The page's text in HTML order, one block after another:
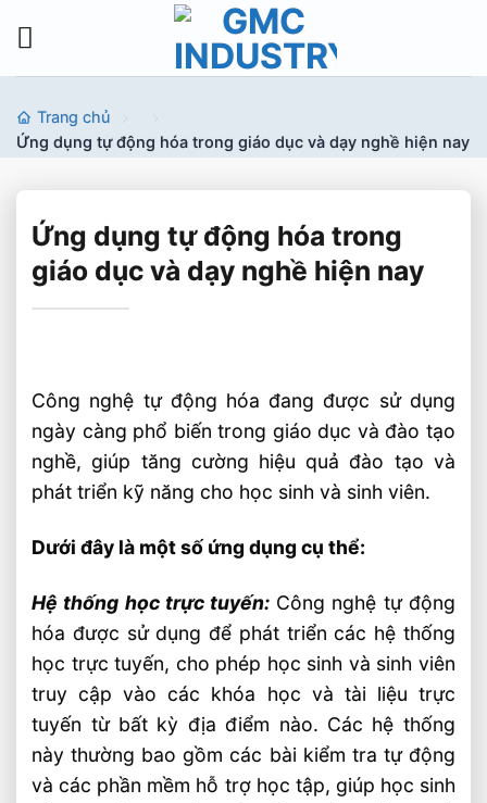
qua
nội
Trang chủ
Ứng dụng tự động hóa trong giáo dục và dạy nghề hiện nay
Ứng dụng tự động hóa trong
giáo dục và dạy nghề hiện nay
Công nghệ tự động hóa đang được sử dụng
ngày càng phổ biến trong giáo dục và đào tạo
nghề, giúp tăng cường hiệu quả đào tạo và
phát triển kỹ năng cho học sinh và sinh viên.
Dưới đây là một số ứng dụng cụ thể:
Hệ thống học trực tuyến: Công nghệ tự động
hóa được sử dụng để phát triển các hệ thống
học trực tuyến, cho phép học sinh và sinh viên
truy cập vào các khóa học và tài liệu trực
tuyến từ bất kỳ địa điểm nào. Các hệ thống
này thường bao gồm các bài kiểm tra tự động
và các phần mềm hỗ trợ học tập, giúp học sinh